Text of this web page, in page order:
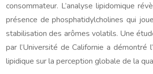
consommateur. L’analyse lipidomique
présence de phosphatidylcholines qui
stabilisation des arômes volatils. Une
par l’Université de Californie a démontré
lipidique sur la perception globale de la